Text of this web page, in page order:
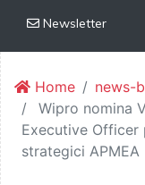
Newsletter
Home
news-
Wipro nomina
Executive Officer
strategici APMEA